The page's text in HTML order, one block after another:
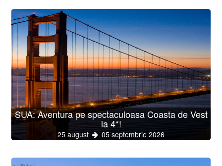
SUA: Aventura pe spectaculoasa Coasta de Vest
la 4*!
25 august 05 septembrie 2026